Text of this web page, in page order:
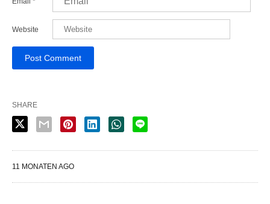
Website
SHARE
11 MONATEN AGO